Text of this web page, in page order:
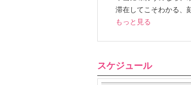
「光と影」の生み出す
滞在してこそわかる、